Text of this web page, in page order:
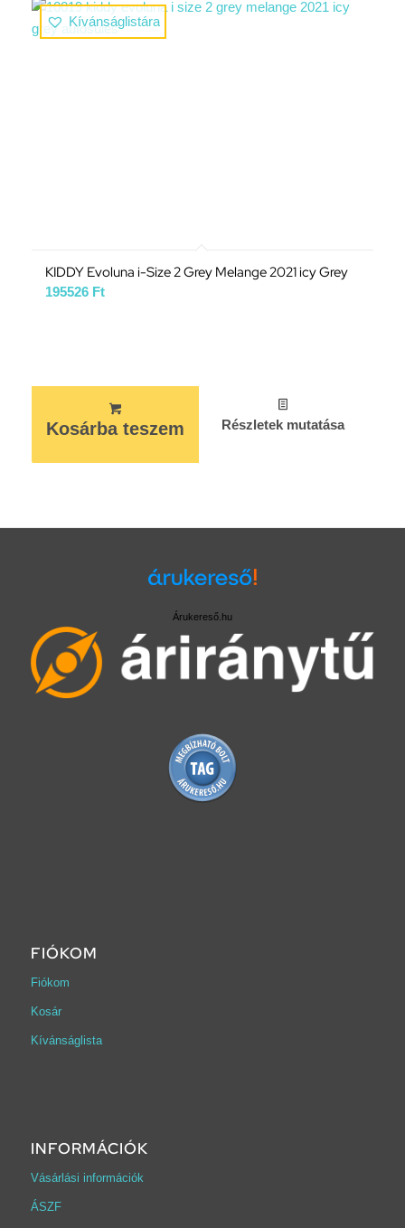
Kívánságlistára
KIDDY Evoluna i-Size 2 Grey Melange 2021 icy Grey
195526 Ft
Kosárba teszem Részletek mutatása
Árukereső.hu
FIÓKOM
Fiókom
Kosár
Kívánságlista
INFORMÁCIÓK
Vásárlási információk
ÁSZF